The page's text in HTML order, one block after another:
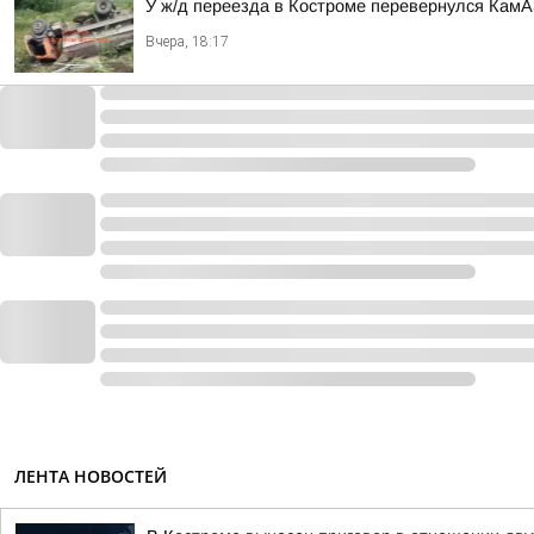
У ж/д переезда в Костроме перевернулся
Вчера, 18:17
ЛЕНТА НОВОСТЕЙ